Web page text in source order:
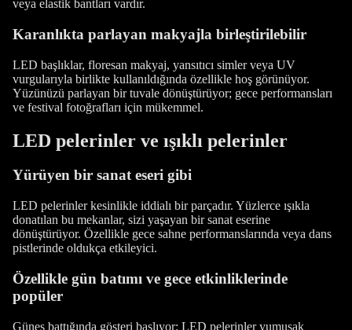
veya elastik bantları vardır.
Karanlıkta parlayan makyajla birleştirilebilir
LED başlıklar, floresan makyaj, yansıtıcı simler veya UV
vurgularıyla birlikte kullanıldığında özellikle hoş görünüyor.
Yüzünüzü parlayan bir tuvale dönüştürüyor; gece performansları
ve festival fotoğrafları için mükemmel.
LED pelerinler ve ışıklı pelerinler
Yürüyen bir sanat eseri gibi
LED pelerinler kesinlikle iddialı bir parçadır. Yüzlerce ışıkla
donatılan bu mekanlar, sizi yaşayan bir sanat eserine
dönüştürüyor. Özellikle gece sahne performanslarında veya dans
pistlerinde oldukça etkileyici.
Özellikle gün batımı ve gece etkinliklerinde
popüler
Güneş battığında gösteri başlıyor: LED pelerinler yumuşak